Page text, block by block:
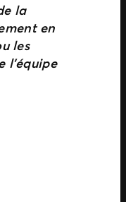
la
en
les
l’équipe